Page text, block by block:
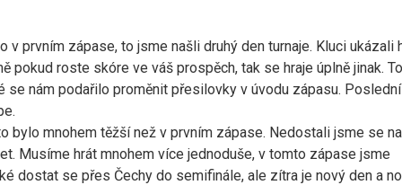
v prvním zápase, to jsme našli druhý den turnaje. Kluci ukázali
pokud roste skóre ve váš prospěch, tak se hraje úplně jinak.
se nám podařilo proměnit přesilovky v úvodu zápasu.
bylo mnohem těžší než v prvním zápase. Nedostali jsme se
Musíme hrát mnohem více jednoduše, v tomto zápase jsme
dostat se přes Čechy do semifinále, ale zítra je nový den a